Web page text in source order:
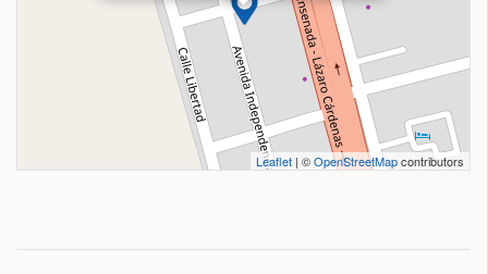
Leaflet | ©OpenStreetMapcontributors